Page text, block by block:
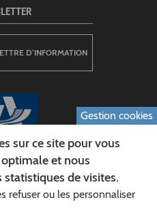
DE L'AISNE
:
D’INFORMATION
Gestion cookies
sur ce site pour vous
et nous
de visites.
refuser ou les personnaliser